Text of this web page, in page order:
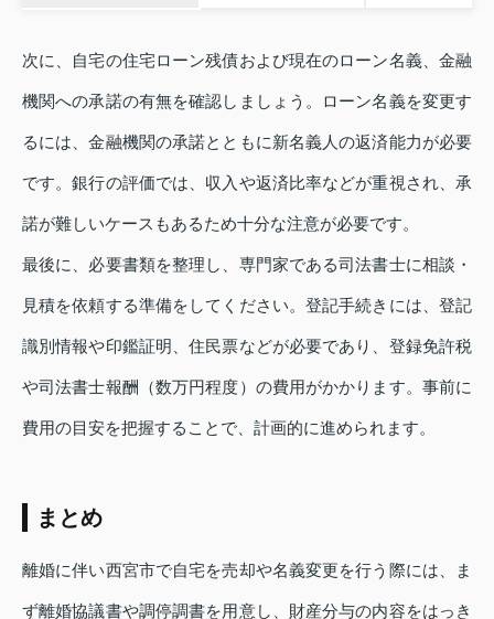
次に、自宅の住宅ローン残債および現在のローン名義、金融
機関への承諾の有無を確認しましょう。ローン名義を変更す
るには、金融機関の承諾とともに新名義人の返済能力が必要
です。銀行の評価では、収入や返済比率などが重視され、承
諾が難しいケースもあるため十分な注意が必要です。
最後に、必要書類を整理し、専門家である司法書士に相談・
見積を依頼する準備をしてください。登記手続きには、登記
識別情報や印鑑証明、住民票などが必要であり、登録免許税
や司法書士報酬（数万円程度）の費用がかかります。事前に
費用の目安を把握することで、計画的に進められます。
まとめ
離婚に伴い西宮市で自宅を売却や名義変更を行う際には、ま
ず離婚協議書や調停調書を用意し、財産分与の内容をはっき